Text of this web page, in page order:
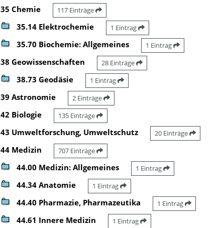
35 Chemie 117 Einträge
35.14 Elektrochemie 1 Eintrag
35.70 Biochemie: Allgemeines 1 Eintrag
38 Geowissenschaften 28 Einträge
38.73 Geodäsie 1 Eintrag
39 Astronomie 2 Einträge
42 Biologie 135 Einträge
43 Umweltforschung, Umweltschutz 20 Einträge
44 Medizin 707 Einträge
44.00 Medizin: Allgemeines 1 Eintrag
44.34 Anatomie 1 Eintrag
44.40 Pharmazie, Pharmazeutika 1 Eintrag
44.61 Innere Medizin 1 Eintrag